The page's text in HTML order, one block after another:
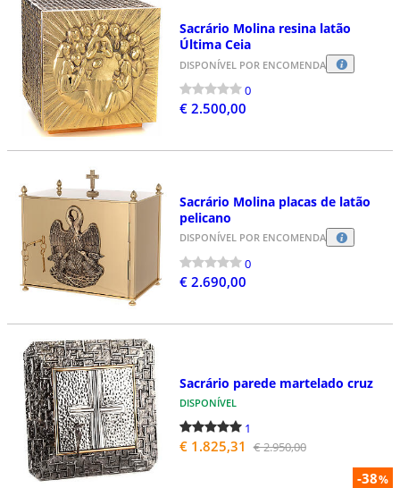
Sacrário Molina resina latão
Última Ceia
DISPONÍVEL POR ENCOMENDA
0
€ 2.500,00
Sacrário Molina placas de latão
pelicano
DISPONÍVEL POR ENCOMENDA
0
€ 2.690,00
-38%
Sacrário parede martelado cruz
DISPONÍVEL
1
€ 1.825,31 € 2.950,00